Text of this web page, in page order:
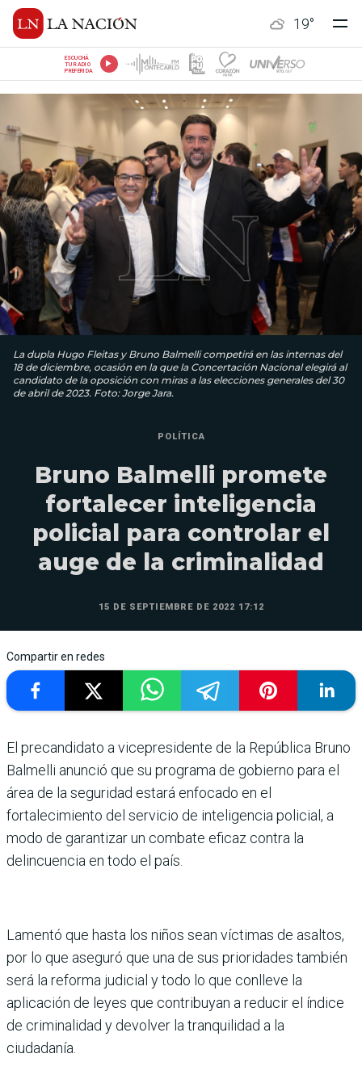
19°
ESCUCHÁ
TU RADIO
PREFERIDA
La dupla Hugo Fleitas y Bruno Balmelli competirá en las internas del
18 de diciembre, ocasión en la que la Concertación Nacional elegirá al
candidato de la oposición con miras a las elecciones generales del 30
de abril de 2023. Foto: Jorge Jara.
POLÍTICA
Bruno Balmelli promete
fortalecer inteligencia
policial para controlar el
auge de la criminalidad
15 DE SEPTIEMBRE DE 2022 17:12
Compartir en redes
El precandidato a vicepresidente de la República Bruno
Balmelli anunció que su programa de gobierno para el
área de la seguridad estará enfocado en el
fortalecimiento del servicio de inteligencia policial, a
modo de garantizar un combate eficaz contra la
delincuencia en todo el país.
Lamentó que hasta los niños sean víctimas de asaltos,
por lo que aseguró que una de sus prioridades también
será la reforma judicial y todo lo que conlleve la
aplicación de leyes que contribuyan a reducir el índice
de criminalidad y devolver la tranquilidad a la
ciudadanía.